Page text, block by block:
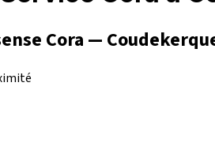
Cora —